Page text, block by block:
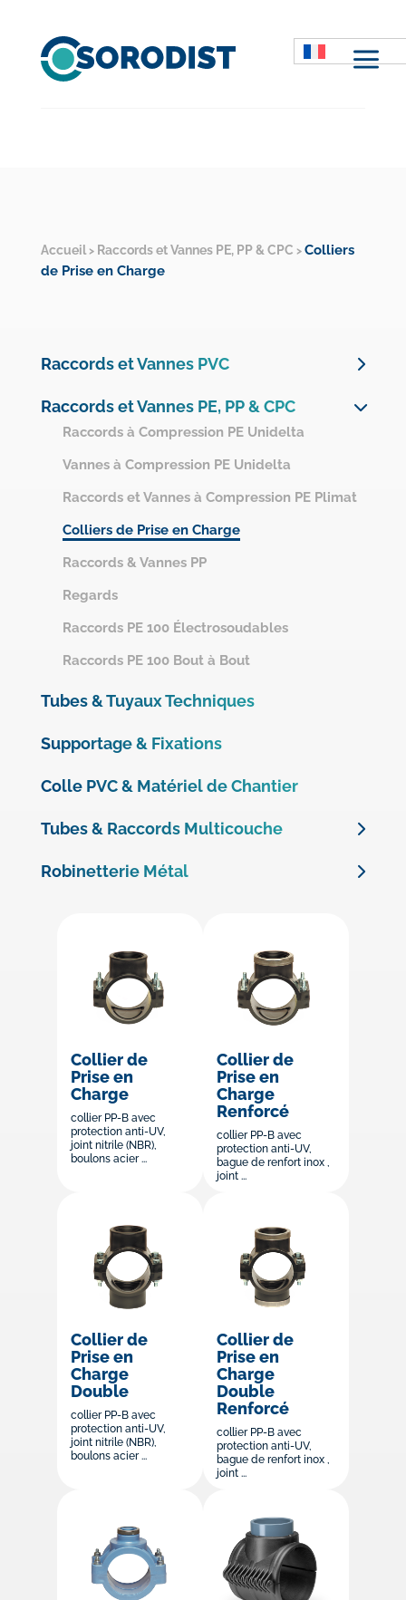
M
Accueil> Raccords et Vannes PE, PP & CPC > Colliers
de Prise en Charge
Raccords et Vannes PVC
Raccords PVC Ventilation
Raccords et Vannes PE, PP & CPC
Raccords à Compression PE Unidelta
Vannes à Compression PE Unidelta
Raccords et Vannes à Compression PE Plimat
Colliers de Prise en Charge
Raccords & Vannes PP
Regards
Raccords PE 100 Électrosoudables
Raccords PE 100 Bout à Bout
Tubes & Tuyaux Techniques
Supportage & Fixations
Colle PVC & Matériel de Chantier
Tubes & Raccords Multicouche
Robinetterie Métal
Raccords Laiton pour Tube PE
Robinetterie Fonte
Raccords Fonte Galvanisés
Robinetterie Inox 316
Collier de
Prise en
Charge
collier PP-B avec
protection anti-UV,
joint nitrile (NBR),
boulons acier ...
Collier de
Prise en
Charge
Renforcé
collier PP-B avec
protection anti-UV,
bague de renfort inox ,
joint ...
Collier de
Prise en
Charge
Double
collier PP-B avec
protection anti-UV,
joint nitrile (NBR),
boulons acier ...
Collier de
Prise en
Charge
Double
Renforcé
collier PP-B avec
protection anti-UV,
bague de renfort inox ,
joint ...